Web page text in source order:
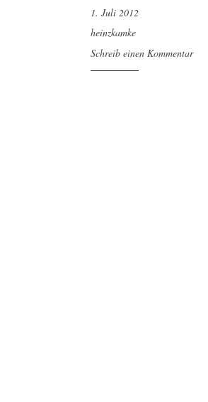
1. Juli 2012
heinzkamke
Schreib einen Kommentar